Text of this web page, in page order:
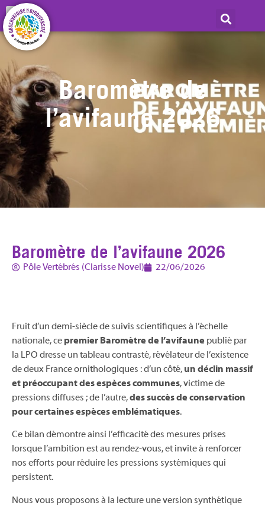
Baromètre de
l’avifaune 2026
Baromètre de l’avifaune 2026
Pôle Vertébrés (Clarisse Novel) 22/06/2026
Fruit d’un demi-siècle de suivis scientifiques à l’échelle
nationale, ce premier Baromètre de l’avifaune publié par
la LPO dresse un tableau contrasté, révélateur de l’existence
de deux France ornithologiques : d’un côté, un déclin massif
et préoccupant des espèces communes, victime de
pressions diffuses ; de l’autre,des succès de conservation
pour certaines espèces emblématiques.
Ce bilan démontre ainsi l’efficacité des mesures prises
lorsque l’ambition est au rendez-vous, et invite à renforcer
nos efforts pour réduire les pressions systémiques qui
persistent.
Nous vous proposons à la lecture une version synthétique